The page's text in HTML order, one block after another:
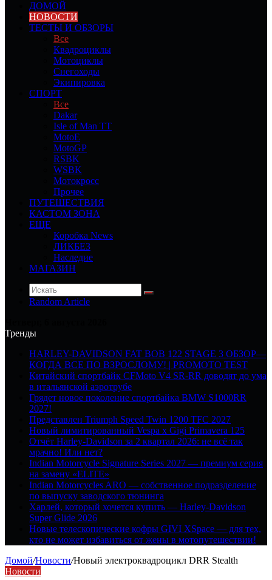
ДОМОЙ
НОВОСТИ
ТЕСТЫ И ОБЗОРЫ
Все
Квадроциклы
Мотоциклы
Снегоходы
Экипировка
СПОРТ
Все
Dakar
Isle of Man TT
MotoE
MotoGP
RSBK
WSBK
Мотокросс
Прочее
ПУТЕШЕСТВИЯ
КАСТОМ ЗОНА
ЕЩЕ
Коробка News
ЛИКБЕЗ
Наследие
МАГАЗИН
Random Article
Тренды
HARLEY-DAVIDSON FAT BOB 122 STAGE 3 ОБЗОР—
КОГДА ВСЕ ПО ВЗРОСЛОМУ! | PROMOTO TEST
Китайский спортбайк CFMoto V4 SR-RR доводят до ума
в итальянской аэротрубе
Грядет новое поколение спортбайка BMW S1000RR
2027!
Представлен Triumph Speed Twin 1200 TFC 2027
Новый лимитированный Vespa x Gigi Primavera 125
Отчёт Harley-Davidson за 2 квартал 2026: не всё так
мрачно! Или нет?
Indian Motorcycle Signature Series 2027 — премиум серия
на замену «ELITE»
Indian Motorcycles ARO — собственное подразделение
по выпуску заводского тюнинга
Харлей, который хочется купить — Harley-Davidson
Super Glide 2026
Новые телескопические кофры GIVI XSpace — для тех,
кто не может избавиться от жены в мотопутешествии!
Домой/Новости/Новый электроквадроцикл DRR Stealth
Новости